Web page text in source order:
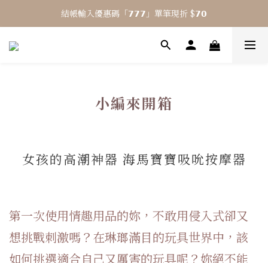
⎯ 𝟴 月活動 WINYI 七夕愉悅月⎯
結帳輸入優惠碼「𝟳𝟳𝟳」單筆現折 $𝟳𝟬
⎯ 𝟴 月活動 WINYI 七夕愉悅月⎯
小編來開箱
女孩的高潮神器 海馬寶寶吸吮按摩器
第一次使用情趣用品的妳，不敢用侵入式卻又
想挑戰刺激嗎？在琳瑯滿目的玩具世界中，該
如何挑選適合自己又厲害的玩具呢？妳絕不能